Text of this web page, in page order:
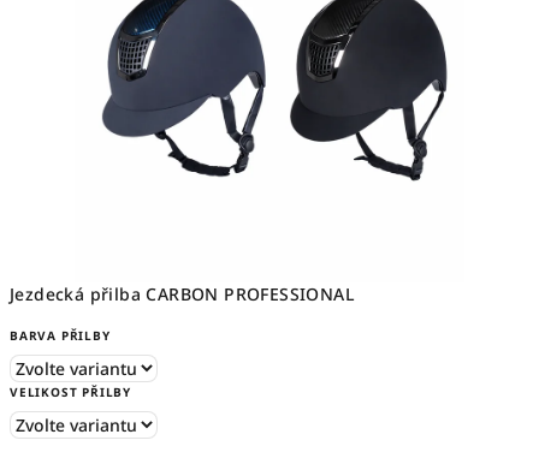
Jezdecká přilba CARBON PROFESSIONAL
BARVA PŘILBY
VELIKOST PŘILBY
hvězdiček.